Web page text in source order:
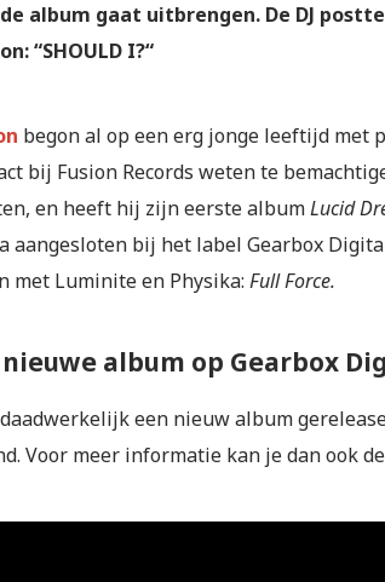
album gaat uitbrengen. De DJ
“SHOULD I?“
begon al op een erg jonge leeftijd met
bij Fusion Records weten te
en heeft hij zijn eerste albumLucid
aangesloten bij het label Gearbox
met Luminite en Physika: Full Force.
album op Gearbox
een nieuw album
Voor meer informatie kan je dan ook de